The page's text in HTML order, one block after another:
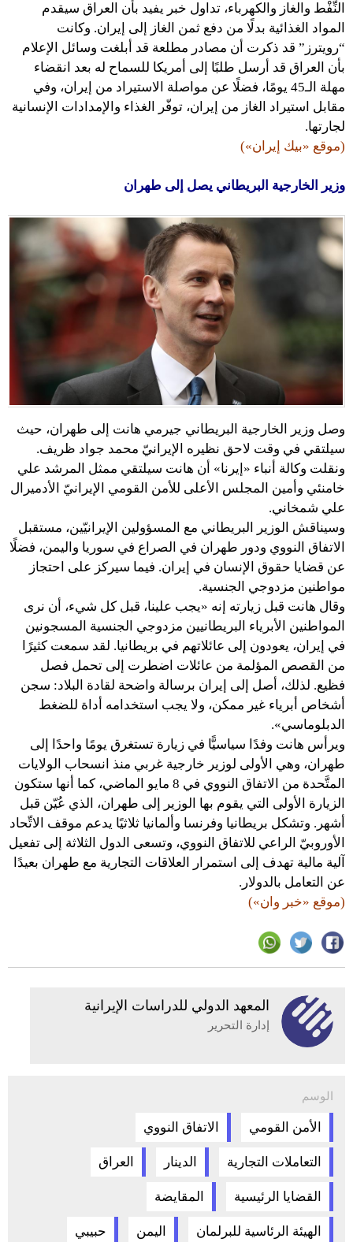
النِّفْط والغاز والكهرباء، تداول خبر يفيد بأن العراق سيقدم
المواد الغذائية بدلًا من دفع ثمن الغاز إلى إيران. وكانت
“رويترز” قد ذكرت أن مصادر مطلعة قد أبلغت وسائل الإعلام
بأن العراق قد أرسل طلبًا إلى أمريكا للسماح له بعد انقضاء
مهلة الـ45 يومًا، فضلًا عن مواصلة الاستيراد من إيران، وفي
مقابل استيراد الغاز من إيران، توفّر الغذاء والإمدادات الإنسانية
لجارتها.
(موقع «بيك إيران»)
وزير الخارجية البريطاني يصل إلى طهران
وصل وزير الخارجية البريطاني جيرمي هانت إلى طهران، حيث
سيلتقي في وقت لاحق نظيره الإيرانيّ محمد جواد ظريف.
ونقلت وكالة أنباء «إيرنا» أن هانت سيلتقي ممثل المرشد علي
خامنئي وأمين المجلس الأعلى للأمن القومي الإيرانيّ الأدميرال
علي شمخاني.
وسيناقش الوزير البريطاني مع المسؤولين الإيرانيّين، مستقبل
الاتفاق النووي ودور طهران في الصراع في سوريا واليمن، فضلًا
عن قضايا حقوق الإنسان في إيران. فيما سيركز على احتجاز
مواطنين مزدوجي الجنسية.
وقال هانت قبل زيارته إنه «يجب علينا، قبل كل شيء، أن نرى
المواطنين الأبرياء البريطانيين مزدوجي الجنسية المسجونين
في إيران، يعودون إلى عائلاتهم في بريطانيا. لقد سمعت كثيرًا
من القصص المؤلمة من عائلات اضطرت إلى تحمل فصل
فظيع. لذلك، أصل إلى إيران برسالة واضحة لقادة البلاد: سجن
أشخاص أبرياء غير ممكن، ولا يجب استخدامه أداة للضغط
الدبلوماسي».
ويرأس هانت وفدًا سياسيًّا في زيارة تستغرق يومًا واحدًا إلى
طهران، وهي الأولى لوزير خارجية غربي منذ انسحاب الولايات
المتَّحدة من الاتفاق النووي في 8 مايو الماضي، كما أنها ستكون
الزيارة الأولى التي يقوم بها الوزير إلى طهران، الذي عُيّن قبل
أشهر. وتشكل بريطانيا وفرنسا وألمانيا ثلاثيًا يدعم موقف الاتِّحاد
الأوروبيّ الراعي للاتفاق النووي، وتسعى الدول الثلاثة إلى تفعيل
آلية مالية تهدف إلى استمرار العلاقات التجارية مع طهران بعيدًا
عن التعامل بالدولار.
(موقع «خبر وان»)
المعهد الدولي للدراسات الإيرانية
إدارة التحرير
الوسم
الأمن القومي الاتفاق النووي
التعاملات التجارية الدينار العراق
القضايا الرئيسية المقايضة
الهيئة الرئاسية للبرلمان اليمن حبيبي